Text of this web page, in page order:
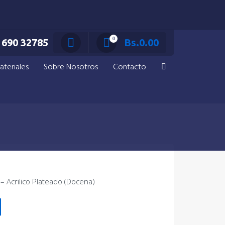
690 32785 0 Bs.0.00
Sobre Nosotros Contacto
Acrilico Plateado (Docena)